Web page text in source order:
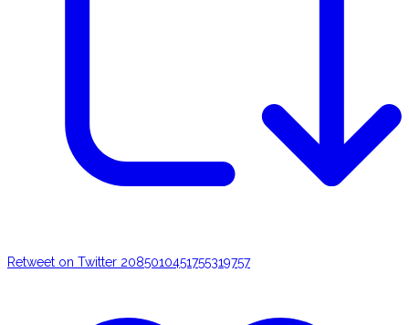
Retweet on Twitter 2085010451755319757